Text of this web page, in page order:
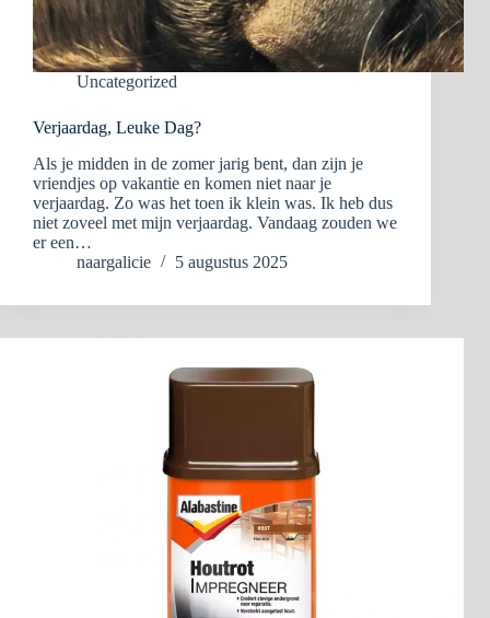
Uncategorized
Verjaardag, Leuke Dag?
Als je midden in de zomer jarig bent, dan zijn je
vriendjes op vakantie en komen niet naar je
verjaardag. Zo was het toen ik klein was. Ik heb dus
niet zoveel met mijn verjaardag. Vandaag zouden we
er een…
naargalicie
5 augustus 2025